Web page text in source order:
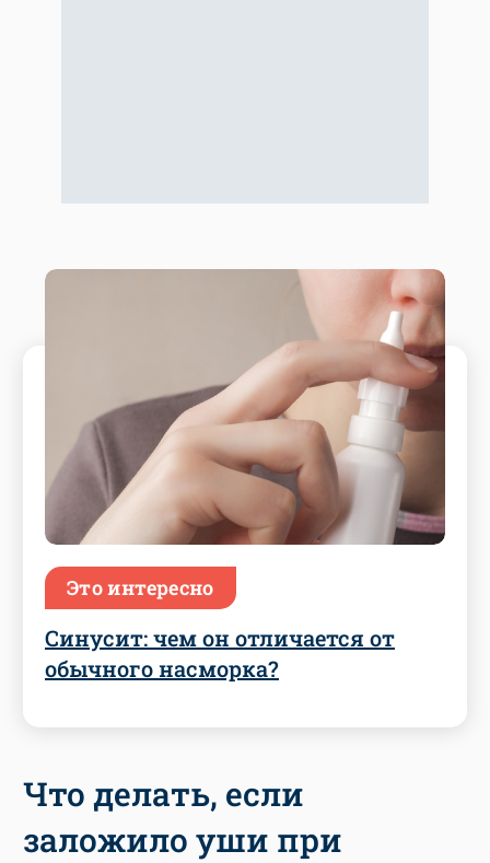
Это интересно
Синусит: чем он отличается от
обычного насморка?
Что делать, если
заложило уши при